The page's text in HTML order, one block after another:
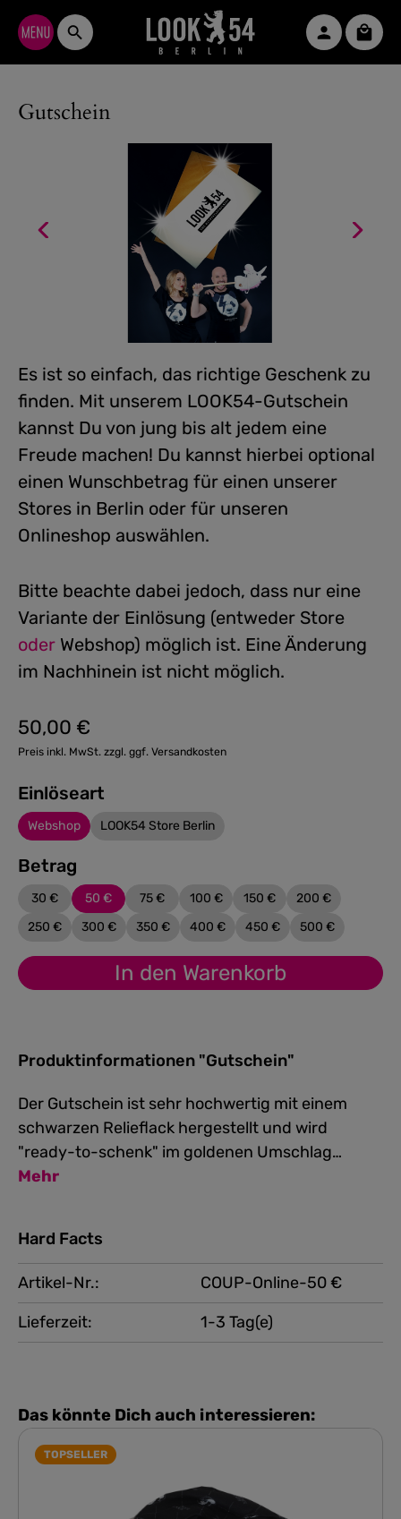
Zum Hauptinhalt springen
Gutschein
Es ist so einfach, das richtige Geschenk zu
finden. Mit unserem LOOK54-Gutschein
kannst Du von jung bis alt jedem eine
Freude machen! Du kannst hierbei optional
einen Wunschbetrag für einen unserer
Stores in Berlin oder für unseren
Onlineshop auswählen.
Bitte beachte dabei jedoch, dass nur eine
Variante der Einlösung (entweder Store
oder Webshop) möglich ist. Eine Änderung
im Nachhinein ist nicht möglich.
Regulärer Preis:
50,00 €
Preis inkl. MwSt. zzgl. ggf. Versandkosten
Einlöseart
Webshop LOOK54 Store Berlin
Betrag
30 € 50 € 75 € 100 € 150 €
200 €
250 €
300 € 350 € 400 € 450 € 500 €
In den Warenkorb
Produktinformationen "Gutschein"
Der Gutschein ist sehr hochwertig mit einem
schwarzen Relieflack hergestellt und wird
"ready-to-schenk" im goldenen Umschlag…
Mehr
Hard Facts
Artikel-Nr.:
COUP-Online-50 €
Lieferzeit:
1-3 Tag(e)
Das könnte Dich auch interessieren:
TOPSELLER